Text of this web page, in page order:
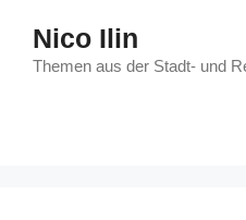
Inhalt
springen
Nico Ilin
Themen aus der Stadt- und